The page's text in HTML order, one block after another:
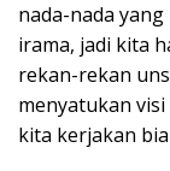
nada-nada
irama, jadi kita
rekan-rekan
menyatukan
kita kerjakan